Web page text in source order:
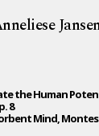
the Human
8
Mind,